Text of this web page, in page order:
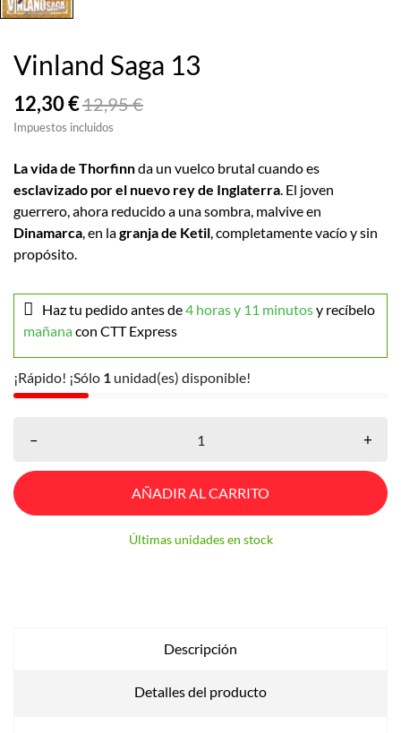
Vinland Saga 13
12,30 €12,95 €
Impuestos incluidos
La vida de Thorfinnda un vuelco brutal cuando es
esclavizado por el nuevo rey de Inglaterra. El joven
guerrero, ahora reducido a una sombra, malvive en
Dinamarca, en lagranja de Ketil, completamente vacío y sin
propósito.
Haz tu pedido antes de4 horas y 11 minutosy recíbelo
mañanacon CTT Express
¡Rápido! ¡Sólo 1 unidad(es) disponible!
– +
AÑADIR AL CARRITO
Últimas unidades en stock
Descripción
Detalles del producto